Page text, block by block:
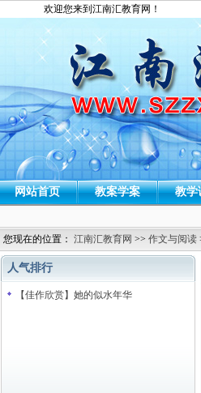
欢迎您来到江南汇教育网！
网站首页 教案学案 教学
您现在的位置： 江南汇教育网 >> 作文与阅读
人气排行
【佳作欣赏】她的似水年华